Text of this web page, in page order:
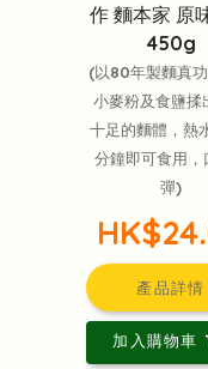
作 麵本家 原
450g
(以80年製麵真
小麥粉及食鹽揉
十足的麵體，熱
分鐘即可食用，
彈)
產品詳情
加入購物車